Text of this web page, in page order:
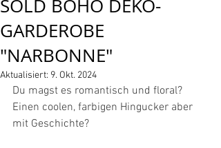
SOLD BOHO DEKO-
GARDEROBE
"NARBONNE"
Aktualisiert: 9. Okt. 2024
Du magst es romantisch und floral?
Einen coolen, farbigen Hingucker aber
mit Geschichte?